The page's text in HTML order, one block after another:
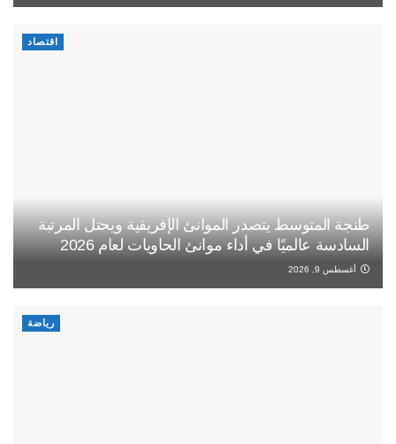
اقتصاد
طنجة المتوسط يتصدر الموانئ الإفريقية ويحتل المرتبة
السادسة عالميًا في أداء موانئ الحاويات لعام 2026
أغسطس 9, 2026
رياضة